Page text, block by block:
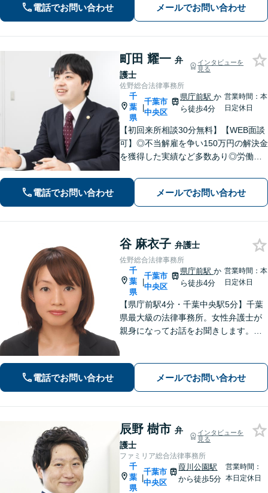
結果へ。粘り強く、鋭く、そして迅速
に。明朗な料金体系で安心サポート。
電話でお問い合わせ メールでお問い合わせ
町田 耀一 弁
護士
インタビューを
見る
佐野総合法律事務所
千
葉
県
|
千葉市
中央区
県庁前駅か
ら徒歩4分
営業時間：本
日定休日
【初回来所相談30分無料】【WEB面談
可】◎不当解雇を争い150万円の解決金
を獲得した実績など多数あり◎労働、
件1件、真摯に向き合うことを大切に、
丁寧なリーガルサービスを提供。ぜひ
ご相談ください。【県庁前駅4分】
電話でお問い合わせ メールでお問い合わせ
谷 麻衣子 弁護士
佐野総合法律事務所
千
葉
県
|
千葉市
中央区
県庁前駅か
ら徒歩4分
営業時間：本
日定休日
【県庁前駅4分・千葉中央駅5分】千葉
県最大級の法律事務所。女性弁護士が
親身になってお話をお聞きします。不
い。【初回相談30分無料】【夜間・休
日の相談可能】
電話でお問い合わせ メールでお問い合わせ
辰野 樹市 弁
護士
インタビューを
見る
ファミリア総合法律事務所
千
葉
県
|
千葉市
中央区
葭川公園駅
から徒歩5分
営業時間：
本日定休日